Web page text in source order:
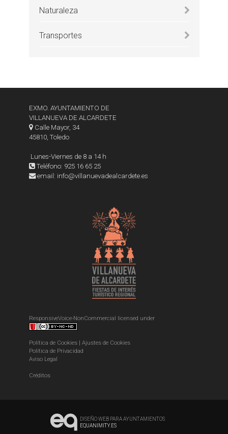
Naturaleza
Transportes
EXMO. AYUNTAMIENTO DE
VILLANUEVA DE ALCARDETE
Calle Mayor, 34
45810, Toledo
Lunes-Viernes de 8 a 14 h
Teléfono: 925 16 65 25
email: info@villanuevadealcardete.es
ResponsiveVoice-NonCommercial licensed under
Política de Cookies| Ajustes de Cookies
Política de Privacidad
Aviso Legal
Créditos
DISEÑO WEB PARA AYUNTAMIENTOS
EQUANIMITY.ES